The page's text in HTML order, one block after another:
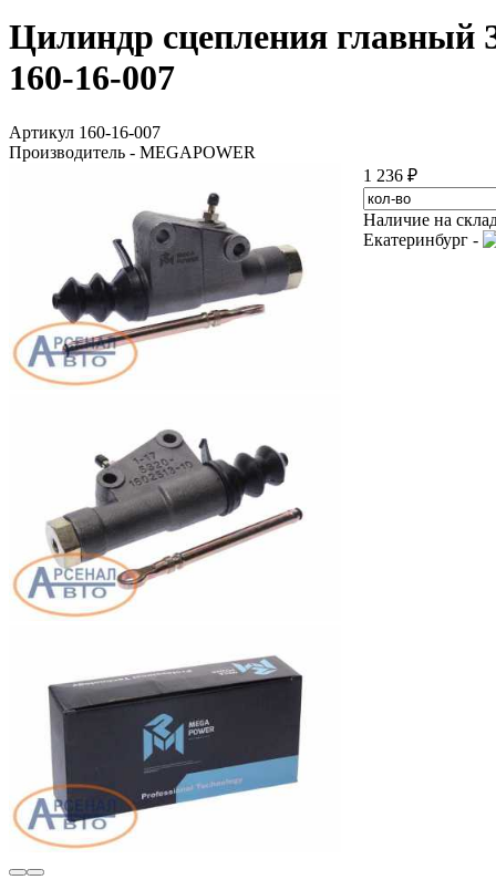
Цилиндр сцепления главный
160-16-007
Артикул 160-16-007
Производитель - MEGAPOWER
1 236 ₽
Наличие на
Екатеринбург -